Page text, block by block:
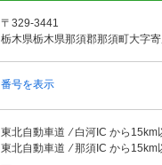
〒329-3441
栃木県栃木県那須郡那須町大字
番号を表示
東北自動車道 ⁄ 白河IC から15km
東北自動車道 ⁄ 那須IC から15km